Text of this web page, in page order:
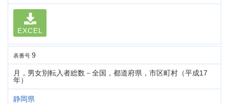
EXCEL
表番号 9
月，男女別転入者総数－全国，都道府県，市区町村（平成17
年）
静岡県